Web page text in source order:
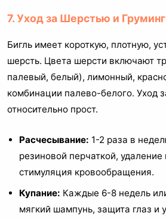
7. Уход за Шерстью и Груминг
Бигль имеет короткую, плотную,
шерсть. Цвета шерсти включают
палевый, белый), лимонный,
комбинации палево-белого. Уход
относительно прост.
Расчесывание: 1-2 раза в
резиновой перчаткой,
стимуляция кровообращения.
Купание: Каждые 6-8 недель
мягкий шампунь, защита глаз и